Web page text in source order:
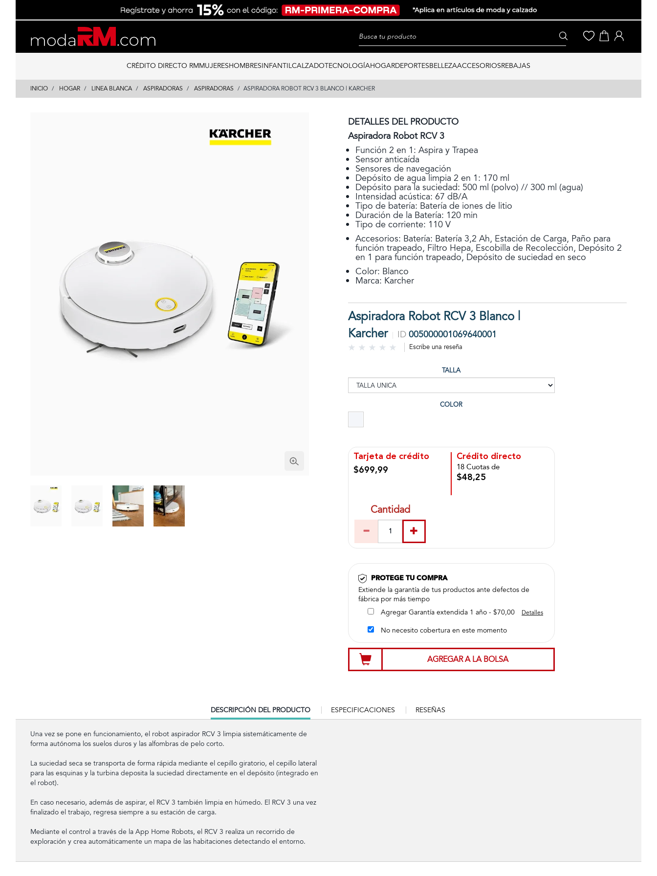
content
navigation
CRÉDITO DIRECTO RMMUJERESHOMBRESINFANTILCALZADOTECNOLOGÍAHOGARDEPORTESBELLEZAACCESORIOSREBAJAS
INICIO HOGAR LINEA BLANCA ASPIRADORAS ASPIRADORAS ASPIRADORA ROBOT RCV 3 BLANCO | KARCHER
DETALLES DEL PRODUCTO
Aspiradora Robot RCV 3
Función 2 en 1: Aspira y Trapea
Sensor anticaída
Sensores de navegación
Depósito de agua limpia 2 en 1: 170 ml
Depósito para la suciedad: 500 ml (polvo) // 300 ml (agua)
Intensidad acústica: 67 dB/A
Tipo de batería: Batería de iones de litio
Duración de la Batería: 120 min
Tipo de corriente: 110 V
Accesorios: Batería: Batería 3,2 Ah, Estación de Carga, Paño para
función trapeado, Filtro Hepa, Escobilla de Recolección, Depósito 2
en 1 para función trapeado, Depósito de suciedad en seco
Color: Blanco
Marca: Karcher
Aspiradora Robot RCV 3 Blanco |
Karcher
ID 005000001069640001
Escribe una reseña
TALLA
COLOR
Tarjeta de crédito
$699,99
Crédito directo
18 Cuotas de
$48,25
Cantidad
PROTEGE TU COMPRA
Extiende la garantía de tus productos ante defectos de
fábrica por más tiempo
Agregar Garantía extendida 1 año - $70,00
Detalles
No necesito cobertura en este momento
AGREGAR A LA BOLSA
CURRENT
TAB:
DESCRIPCIÓN DEL PRODUCTO ESPECIFICACIONES RESEÑAS
Una vez se pone en funcionamiento, el robot aspirador RCV 3 limpia sistemáticamente de
forma autónoma los suelos duros y las alfombras de pelo corto.
La suciedad seca se transporta de forma rápida mediante el cepillo giratorio, el cepillo lateral
para las esquinas y la turbina deposita la suciedad directamente en el depósito (integrado en
el robot).
En caso necesario, además de aspirar, el RCV 3 también limpia en húmedo. El RCV 3 una vez
finalizado el trabajo, regresa siempre a su estación de carga.
Mediante el control a través de la App Home Robots, el RCV 3 realiza un recorrido de
exploración y crea automáticamente un mapa de las habitaciones detectando el entorno.